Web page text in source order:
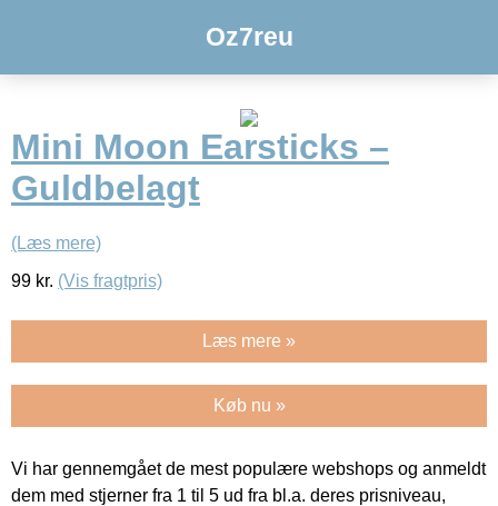
Oz7reu
Mini Moon Earsticks –
Guldbelagt
(Læs mere)
99 kr. (Vis fragtpris)
Læs mere »
Køb nu »
Vi har gennemgået de mest populære webshops og anmeldt
dem med stjerner fra 1 til 5 ud fra bl.a. deres prisniveau,